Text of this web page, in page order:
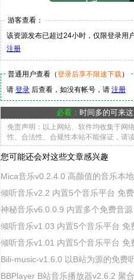
游客查看：
该资源发布已超过24小时，仅限登录用
注册
普通用户查看（登录后享不限速下载）
请 登录 后查看，如没有帐号，请 注册
必看： 时间多的可来
免责声明：以上网站、软件均收集于网
性、合法性、合规性本站不能保证，请
您可能还会对这些文章感兴趣
Mica音乐v0.2.4.0 高颜值的音乐本
倾听音乐v2.2 内置5个音乐平台 免
神秘音乐v6.0.0.9 内置多个免费音源
倾听音乐v1.03 内置5个音乐平台 免
倾听音乐v1.01 内置5个音乐平台 免
Bili-music-v1.6.0 以B站为源的免费
BBPlayer B站音乐播放器v2.6.2 聚